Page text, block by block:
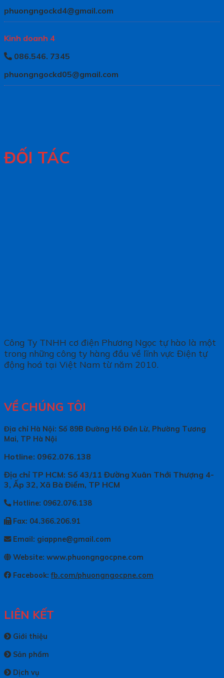
phuongngockd4@gmail.com
Kinh doanh 4
086.546. 7345
phuongngockd05@gmail.com
ĐỐI TÁC
Công Ty TNHH cơ điện Phương Ngọc tự hào là một
trong những công ty hàng đầu về lĩnh vực Điện tự
động hoá tại Việt Nam từ năm 2010.
VỀ CHÚNG TÔI
Địa chỉ Hà Nội: Số 89B Đường Hồ Đền Lừ, Phường Tương
Mai, TP Hà Nội
Hotline: 0962.076.138
Địa chỉ TP HCM: Số 43/11 Đường Xuân Thới Thượng 4-
3, Ấp 32, Xã Bà Điểm, TP HCM
Hotline: 0962.076.138
Fax: 04.366.206.91
Email: giappne@gmail.com
Website: www.phuongngocpne.com
Facebook:fb.com/phuongngocpne.com
LIÊN KẾT
Giới thiệu
Sản phẩm
Dịch vụ